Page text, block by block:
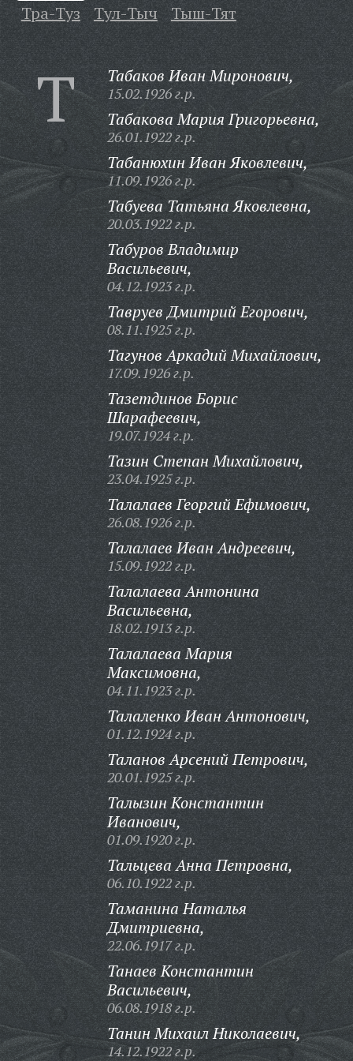
Тра-Туз
Тул-Тыч Тыш-Тят
Т Табаков Иван Миронович,
15.02.1926 г.р.
Табакова Мария Григорьевна,
26.01.1922 г.р.
Табанюхин Иван Яковлевич,
11.09.1926 г.р.
Табуева Татьяна Яковлевна,
20.03.1922 г.р.
Табуров Владимир
Васильевич,
04.12.1923 г.р.
Тавруев Дмитрий Егорович,
08.11.1925 г.р.
Тагунов Аркадий Михайлович,
17.09.1926 г.р.
Тазетдинов Борис
Шарафеевич,
19.07.1924 г.р.
Тазин Степан Михайлович,
23.04.1925 г.р.
Талалаев Георгий Ефимович,
26.08.1926 г.р.
Талалаев Иван Андреевич,
15.09.1922 г.р.
Талалаева Антонина
Васильевна,
18.02.1913 г.р.
Талалаева Мария
Максимовна,
04.11.1923 г.р.
Талаленко Иван Антонович,
01.12.1924 г.р.
Таланов Арсений Петрович,
20.01.1925 г.р.
Талызин Константин
Иванович,
01.09.1920 г.р.
Тальцева Анна Петровна,
06.10.1922 г.р.
Таманина Наталья
Дмитриевна,
22.06.1917 г.р.
Танаев Константин
Васильевич,
06.08.1918 г.р.
Танин Михаил Николаевич,
14.12.1922 г.р.